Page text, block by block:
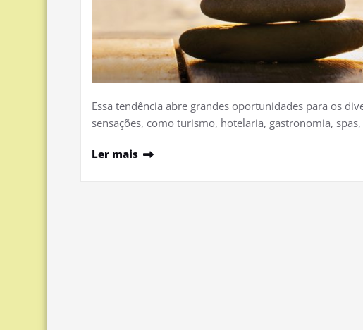
Essa tendência abre grandes oportunidades para os
sensações, como turismo, hotelaria, gastronomia, spas,
Ler mais